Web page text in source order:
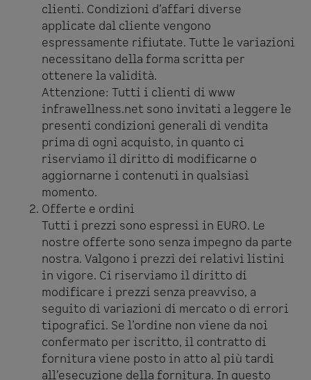
clienti. Condizioni d’affari diverse
applicate dal cliente vengono
espressamente rifiutate. Tutte le variazioni
necessitano della forma scritta per
ottenere la validità.
Attenzione: Tutti i clienti di www
infrawellness.net sono invitati a leggere le
presenti condizioni generali di vendita
prima di ogni acquisto, in quanto ci
riserviamo il diritto di modificarne o
aggiornarne i contenuti in qualsiasi
momento.
Offerte e ordini
Tutti i prezzi sono espressi in EURO. Le
nostre offerte sono senza impegno da parte
nostra. Valgono i prezzi dei relativi listini
in vigore. Ci riserviamo il diritto di
modificare i prezzi senza preavviso, a
seguito di variazioni di mercato o di errori
tipografici. Se l’ordine non viene da noi
confermato per iscritto, il contratto di
fornitura viene posto in atto al più tardi
all’esecuzione della fornitura. In questo